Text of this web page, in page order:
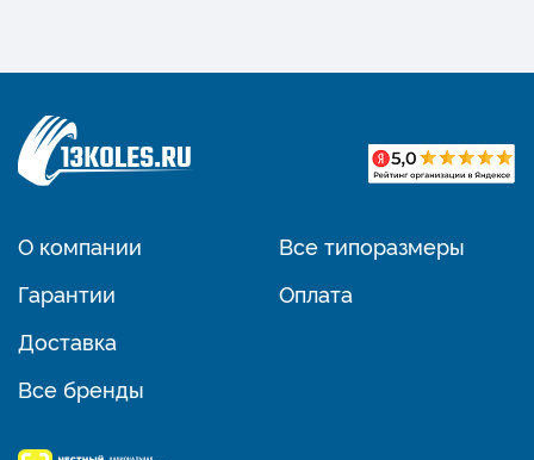
О компании
Гарантии
Доставка
Все бренды
Все типоразмеры
Оплата